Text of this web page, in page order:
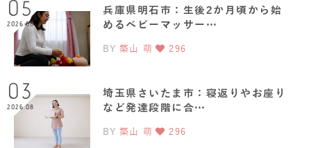
05
2026.08
兵庫県明石市：生後2か月頃から始
めるベビーマッサー…
BY 築山 萌 296
03
2026.08
埼玉県さいたま市：寝返りやお座り
など発達段階に合…
BY 築山 萌 296